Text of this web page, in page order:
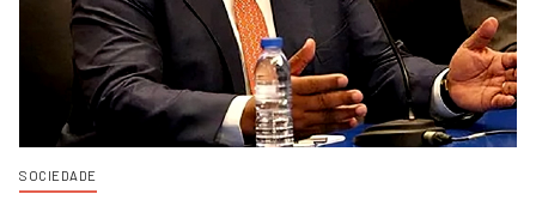
SOCIEDADE